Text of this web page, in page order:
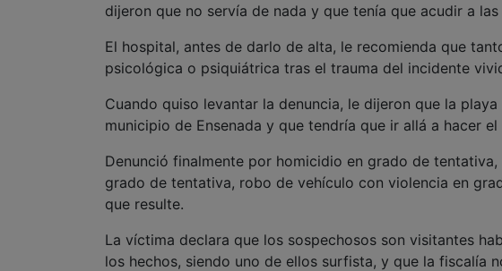
dijeron que no servía de nada y que tenía que acudir a
El hospital, antes de darlo de alta, le recomienda que
psicológica o psiquiátrica tras el trauma del incidente
Cuando quiso levantar la denuncia, le dijeron que la
municipio de Ensenada y que tendría que ir allá a hacer
Denunció finalmente por homicidio en grado de
grado de tentativa, robo de vehículo con violencia en
que resulte.
La víctima declara que los sospechosos son visitantes
los hechos, siendo uno de ellos surfista, y que la fiscalía